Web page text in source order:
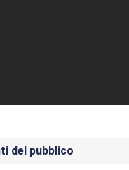
del pubblico